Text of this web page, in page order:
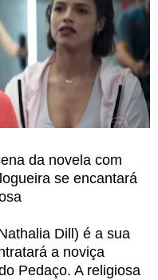
da novela com
se encantará
Dill) é a sua
a noviça
Pedaço. A religiosa